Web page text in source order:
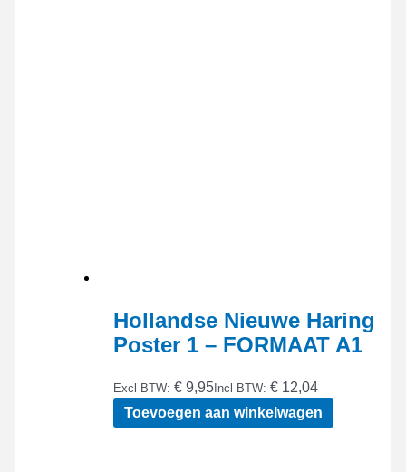
Hollandse Nieuwe Haring
Poster 1 – FORMAAT A1
Excl BTW: € 9,95Incl BTW: € 12,04
Toevoegen aan winkelwagen